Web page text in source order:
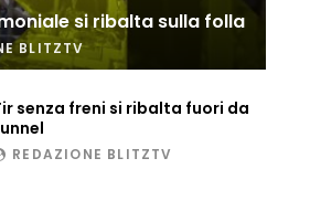
ecco come gli F16 intercettano
sul passaggio a livello:
distrugge
si ribalta sulla folla
BLITZTV
senza freni si ribalta fuori da
REDAZIONE BLITZTV